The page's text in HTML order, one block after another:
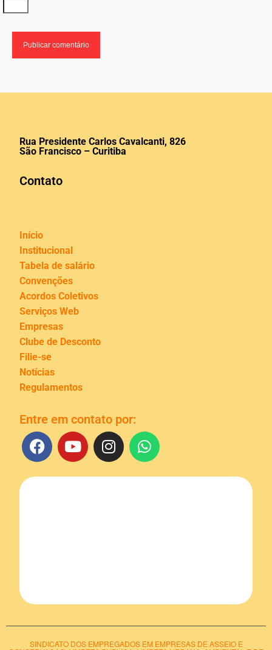
Rua Presidente Carlos Cavalcanti, 826
São Francisco – Curitiba
Contato
Início
Institucional
Tabela de salário
Convenções
Acordos Coletivos
Serviços Web
Empresas
Clube de Desconto
Filie-se
Notícias
Regulamentos
Entre em contato por:
SINDICATO DOS EMPREGADOS EM EMPRESAS DE ASSEIO E